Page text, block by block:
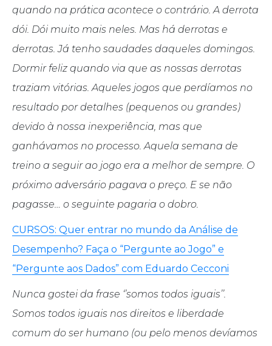
quando na prática acontece o contrário. A derrota
dói. Dói muito mais neles. Mas há derrotas e
derrotas. Já tenho saudades daqueles domingos.
Dormir feliz quando via que as nossas derrotas
traziam vitórias. Aqueles jogos que perdíamos no
resultado por detalhes (pequenos ou grandes)
devido à nossa inexperiência, mas que
ganhávamos no processo. Aquela semana de
treino a seguir ao jogo era a melhor de sempre. O
próximo adversário pagava o preço. E se não
pagasse… o seguinte pagaria o dobro.
CURSOS: Quer entrar no mundo da Análise de
Desempenho? Faça o “Pergunte ao Jogo” e
“Pergunte aos Dados” com Eduardo Cecconi
Nunca gostei da frase ‘’somos todos iguais’’.
Somos todos iguais nos direitos e liberdade
comum do ser humano (ou pelo menos devíamos